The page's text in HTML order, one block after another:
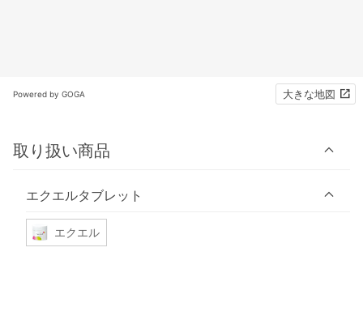
Powered by GOGA 大きな地図
取り扱い商品
エクエルタブレット
エクエル